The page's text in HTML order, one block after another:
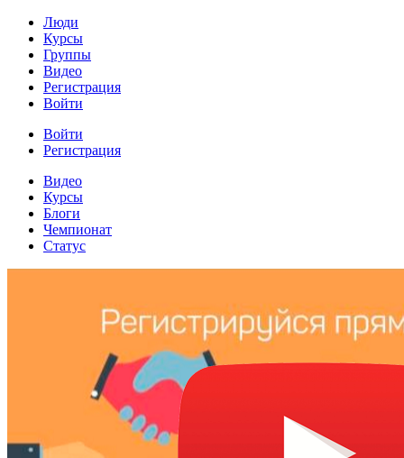
Люди
Курсы
Группы
Видео
Регистрация
Войти
Войти
Регистрация
Видео
Курсы
Блоги
Чемпионат
Статус